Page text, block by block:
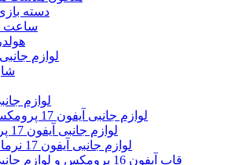
دسته
ساعت
لوازم
لوازم
لوازم جانبی آیفون 17 پرومکس
لوازم جانبی آیفون 17 پرو
لوازم جانبی آیفون 17 نرمال
قاب آیفون 16 پرومکس و لوازم جانبی